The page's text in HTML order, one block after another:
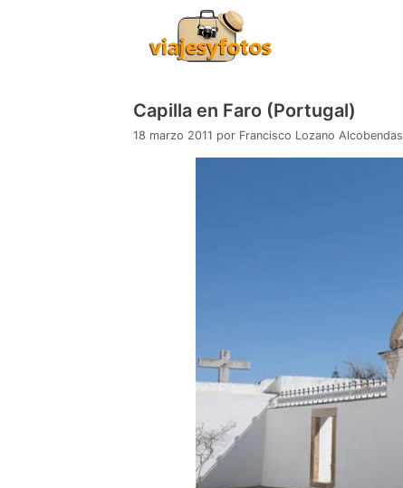
Capilla en Faro (Portugal)
18 marzo 2011 por Francisco Lozano Alcobendas